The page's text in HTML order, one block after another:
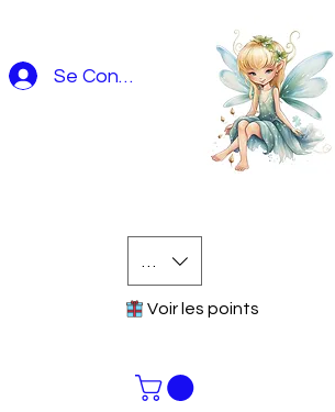
Se Connecter
EUR (€)
Voir les points